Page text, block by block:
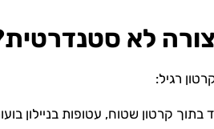
לא
רגיל:
קרטון שטוח, עטופות בניילון